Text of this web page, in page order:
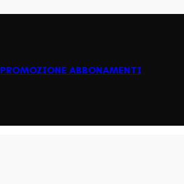
PROMOZIONE ABBONAMENTI